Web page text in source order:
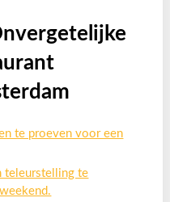
te proeven voor een
teleurstelling te